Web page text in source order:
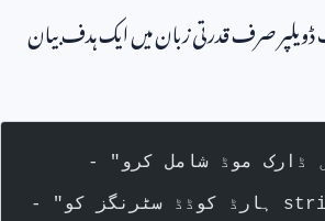
صرف قدرتی زبان میں ایک ہدف بیان